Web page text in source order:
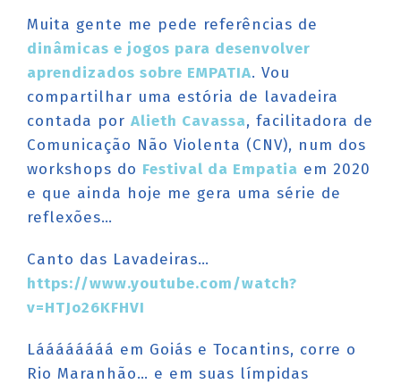
Muita gente me pede referências de
dinâmicas e jogos para desenvolver
aprendizados sobre EMPATIA. Vou
compartilhar uma estória de lavadeira
contada por Alieth Cavassa, facilitadora de
Comunicação Não Violenta (CNV), num dos
workshops do Festival da Empatia em 2020
e que ainda hoje me gera uma série de
reflexões…
Canto das Lavadeiras…
https://www.youtube.com/watch?
v=HTJo26KFHVI
Láááááááá em Goiás e Tocantins, corre o
Rio Maranhão… e em suas límpidas